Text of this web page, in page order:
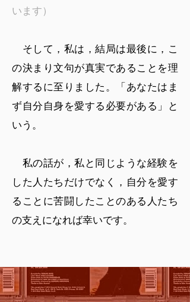
います）
そして，私は，結局は最後に，こ
の決まり文句が真実であることを理
解するに至りました。「あなたはま
ず自分自身を愛する必要がある」と
いう。
私の話が，私と同じような経験を
した人たちだけでなく，自分を愛す
ることに苦闘したことのある人たち
の支えになれば幸いです。